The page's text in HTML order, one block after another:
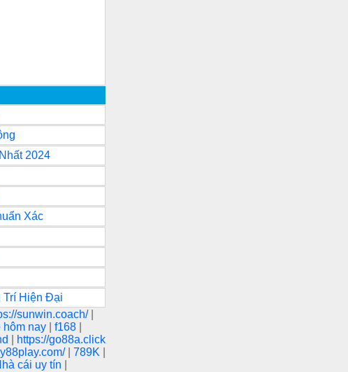
2024
Xác
Trí Hiện Đại
sunwin.coach/
hôm nay f168
https://go88a.click
789K
cái uy tín